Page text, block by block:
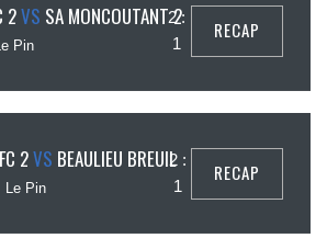
2VS SA MONCOUTANT 2
Pin
2 :
1
RECAP
2VS BEAULIEU BREUIL
Le Pin
2 :
1
RECAP